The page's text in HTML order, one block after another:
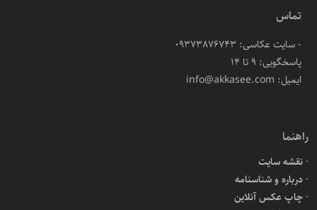
تماس
- سایت عکاسی: 09373876743
پاسخگویی: ۹ تا ۱۴
ایمیل: info@akkasee.com
راهنما
نقشه سایت
درباره و شناسنامه
چاپ عکس آنلاین